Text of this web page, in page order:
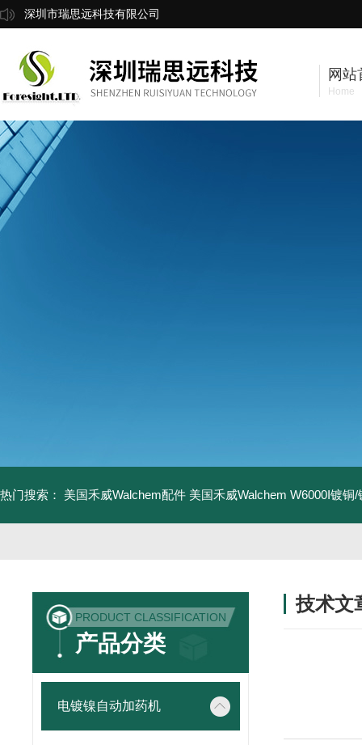
深圳市瑞思远科技有限公司
网站
Home
热门搜索： 美国禾威Walchem配件 美国禾威Walchem W6000I镀铜
PRODUCT CLASSIFICATION
产品分类
电镀镍自动加药机
技术文